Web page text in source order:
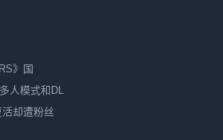
》国
人模式和DL
却遭粉丝